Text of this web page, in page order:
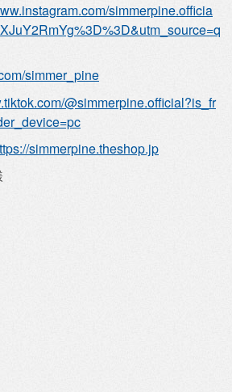
simmerpine.officia
source=q
simmer_pine
@simmerpine.official?is_fr
simmerpine.theshop.jp